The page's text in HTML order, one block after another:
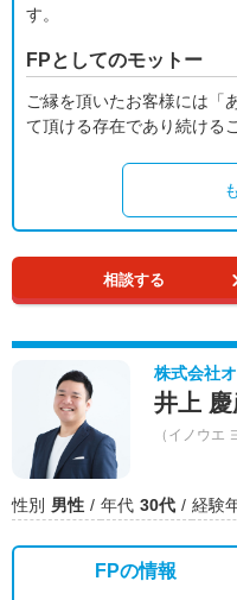
す。
FPとしてのモットー
ご縁を頂いたお客様には「
て頂ける存在であり続ける
相談する
株式会社
井上 慶
（イノウエ
性別 男性 年代 30代 経験
FPの情報